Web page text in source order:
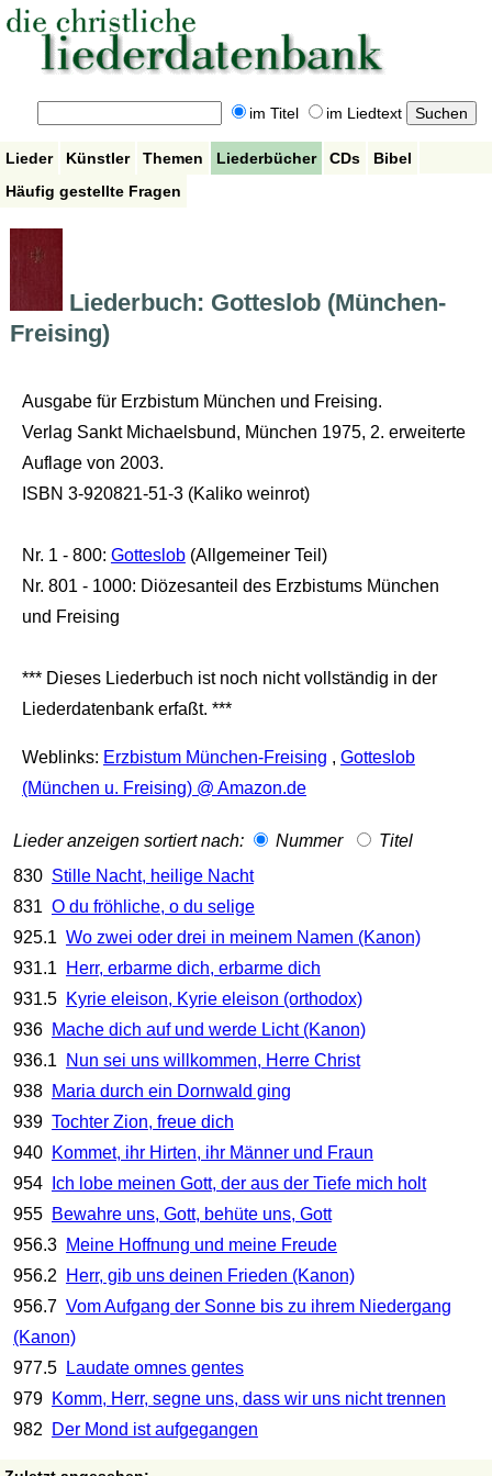
im Titel im Liedtext
Lieder Künstler Themen Liederbücher CDs
Bibel
Häufig gestellte Fragen
Liederbuch: Gotteslob (München-
Freising)
Ausgabe für Erzbistum München und Freising.
Verlag Sankt Michaelsbund, München 1975, 2. erweiterte
Auflage von 2003.
ISBN 3-920821-51-3 (Kaliko weinrot)
Nr. 1 - 800: Gotteslob(Allgemeiner Teil)
Nr. 801 - 1000: Diözesanteil des Erzbistums München
und Freising
*** Dieses Liederbuch ist noch nicht vollständig in der
Liederdatenbank erfaßt. ***
Weblinks: Erzbistum München-Freising , Gotteslob
(München u. Freising) @ Amazon.de
Lieder anzeigen sortiert nach: Nummer
Titel
830 Stille Nacht, heilige Nacht
831 O du fröhliche, o du selige
925.1 Wo zwei oder drei in meinem Namen (Kanon)
931.1
Herr, erbarme dich, erbarme dich
931.5 Kyrie eleison, Kyrie eleison (orthodox)
936 Mache dich auf und werde Licht (Kanon)
936.1
Nun sei uns willkommen, Herre Christ
938 Maria durch ein Dornwald ging
939 Tochter Zion, freue dich
940 Kommet, ihr Hirten, ihr Männer und Fraun
954
Ich lobe meinen Gott, der aus der Tiefe mich holt
955 Bewahre uns, Gott, behüte uns, Gott
956.3 Meine Hoffnung und meine Freude
956.2
Herr, gib uns deinen Frieden (Kanon)
956.7 Vom Aufgang der Sonne bis zu ihrem Niedergang
(Kanon)
977.5
Laudate omnes gentes
979 Komm, Herr, segne uns, dass wir uns nicht trennen
982
Der Mond ist aufgegangen